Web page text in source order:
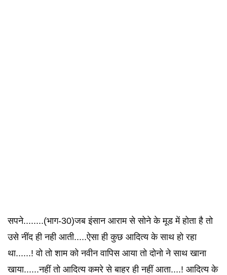
सपने........(भाग-30)जब इंसान आराम से सोने के मूड में होता है तो
उसे नींद ही नही आती.....ऐसा ही कुछ आदित्य के साथ हो रहा
था......! वो तो शाम को नवीन वापिस आया तो दोनो ने साथ खाना
खाया......नहीं तो आदित्य कमरे से बाहर ही नहीं आता....! आदित्य के